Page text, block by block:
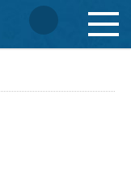
Deutsch